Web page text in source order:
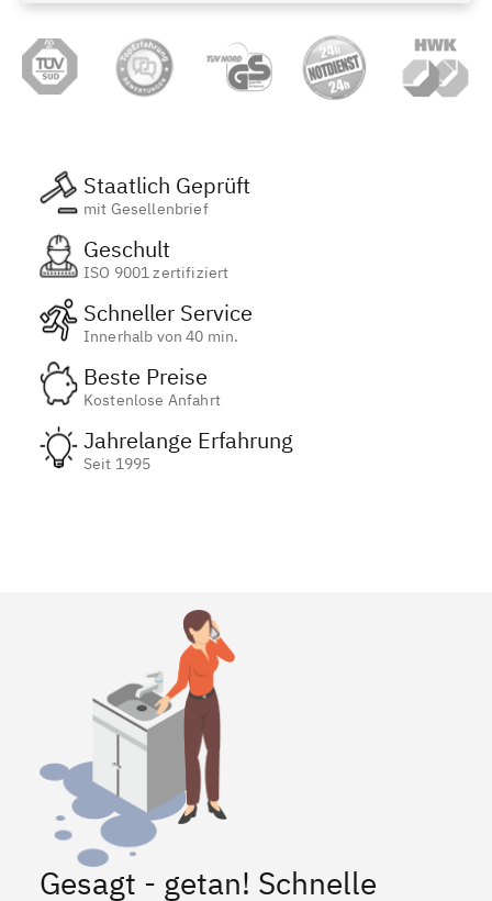
Staatlich Geprüft
mit Gesellenbrief
Geschult
ISO 9001 zertifiziert
Schneller Service
Innerhalb von 40 min.
Beste Preise
Kostenlose Anfahrt
Jahrelange Erfahrung
Seit 1995
Gesagt - getan! Schnelle